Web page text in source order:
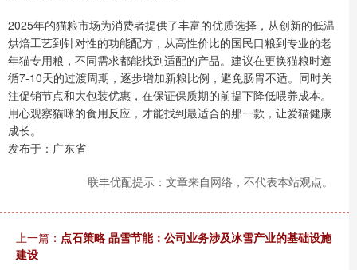
2025年的猫粮市场为消费者提供了丰富的优质选择，从创新的低温
烘焙工艺到针对性的功能配方，从高性价比的国民口粮到专业的老
年猫专用粮，不同需求都能找到适配的产品。建议在更换猫粮时遵
循7-10天的过渡周期，逐步增加新粮比例，避免肠胃不适。同时关
注促销节点和大包装优惠，在保证保质期的前提下降低喂养成本。
用心观察猫咪的食用反应，才能找到最适合的那一款，让爱猫健康
成长。
发布于：广东省
联丰优配提示：文章来自网络，不代表本站观点。
上一篇： 点石策略 晶雪节能：公司业务涉及冰雪产业的基础设施
建设